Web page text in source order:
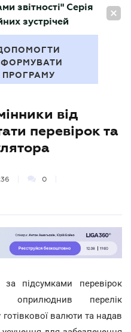
UA
звітності" Серія
зустрічей
ПРОГРАМУ
від
перевірок та
0
підсумками перевірок
оприлюднив перелік
валюти та надав